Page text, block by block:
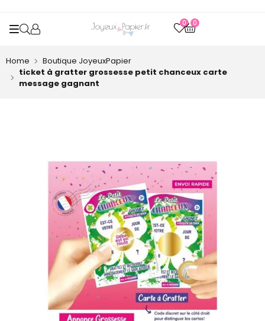
OPEN SEARCH
0 0
Home
Boutique JoyeuxPapier
ticket à gratter grossesse petit chanceux carte
message gagnant